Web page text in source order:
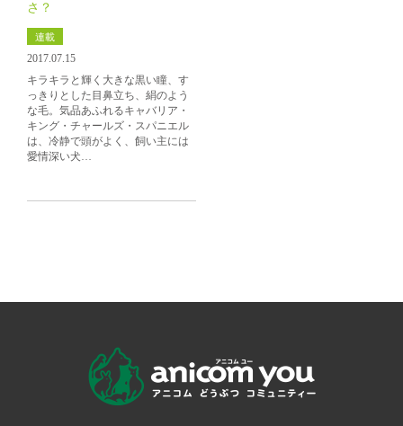
さ？
連載
2017.07.15
キラキラと輝く大きな黒い瞳、す
っきりとした目鼻立ち、絹のよう
な毛。気品あふれるキャバリア・
キング・チャールズ・スパニエル
は、冷静で頭がよく、飼い主には
愛情深い犬…